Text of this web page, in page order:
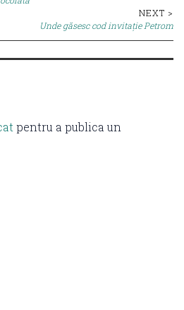
NEXT >
Unde găsesc cod invitație Petrom
pentru a publica un